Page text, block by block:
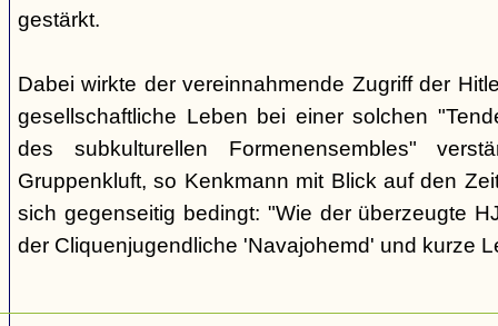
gestärkt.
Dabei wirkte der vereinnahmende Zugriff der
gesellschaftliche Leben bei einer solchen
des subkulturellen Formenensembles"
Gruppenkluft, so Kenkmann mit Blick auf den
sich gegenseitig bedingt: "Wie der überzeugte
der Cliquenjugendliche 'Navajohemd' und kurze